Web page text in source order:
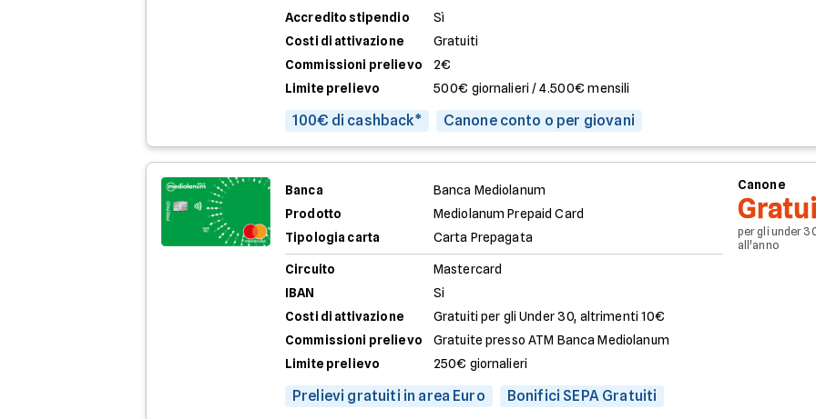
Accredito stipendio
Sì
Costi di attivazione
Gratuiti
Commissioni prelievo
2€
Limite prelievo
500€ giornalieri / 4.500€ mensili
100€ di cashback* Canone conto o per giovani
Banca
Banca Mediolanum
Prodotto
Mediolanum Prepaid Card
Tipologia carta
Carta Prepagata
Circuito
Mastercard
IBAN
Si
Costi di attivazione
Gratuiti per gli Under 30, altrimenti 10€
Commissioni prelievo
Gratuite presso ATM Banca Mediolanum
Limite prelievo
250€ giornalieri
Prelievi gratuiti in area Euro Bonifici SEPA Gratuiti
Canone
per gli under
all'anno